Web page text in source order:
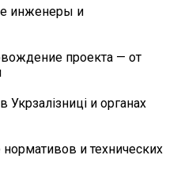
инженеры и
проекта — от
Укрзалізниці и органах
и технических